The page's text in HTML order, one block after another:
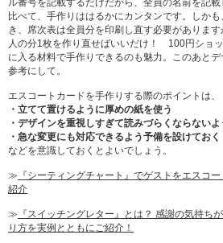
比べて、手作りははるかにカンタンです。しか
き、席次表は全員分を印刷し直す必要がありま
人の分1枚を作り直せばいいだけ！ 100円ショ
に入る材料で手作りできるのも魅力。このあと
参考にして。
エスコートカードを手作りする際のポイントは、
・立てて置けるように厚めの紙を使う
・デザインを重視しすぎて読みづらくならない
・急な変更にも対応できるよう予備を設けておく
などを意識しておくとよいでしょう。
≫ 『シーティングチャート』でゲストをエスコ
紹介
≫ 『スイッチングレター』とは？ 感謝の気持ち
り方を実例とともにご紹介！